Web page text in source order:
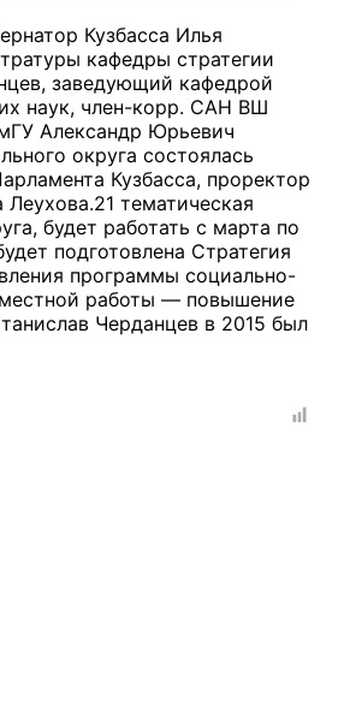
Кузбасса Илья
кафедры стратегии
заведующий кафедрой
наук, член-корр. САН ВШ
Александр Юрьевич
округа состоялась
Кузбасса, проректор
тематическая
будет работать с марта по
подготовлена Стратегия
программы социально-
работы — повышение
Черданцев в 2015 был